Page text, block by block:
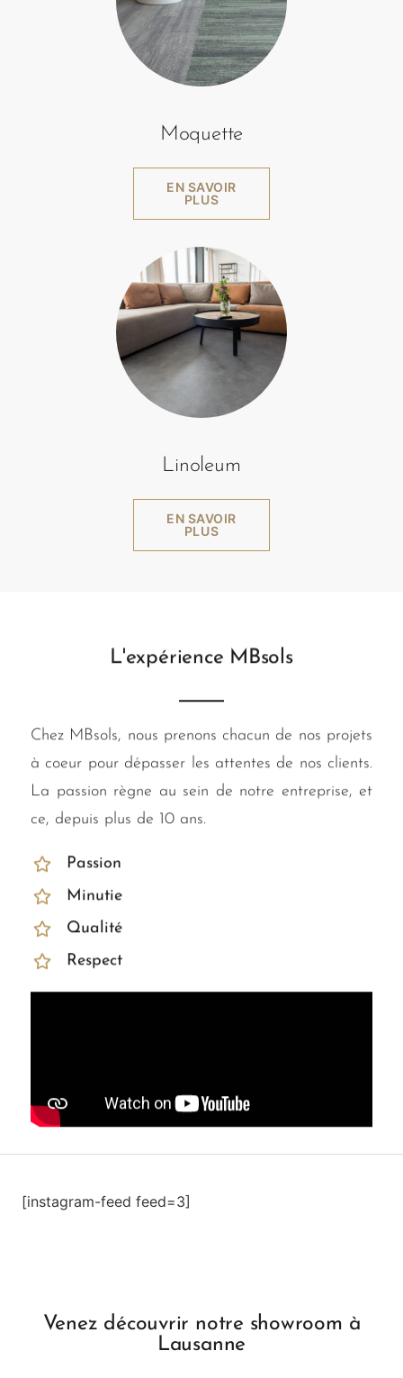
Moquette
EN SAVOIR
PLUS
Linoleum
EN SAVOIR
PLUS
L'expérience MBsols
Chez MBsols, nous prenons chacun de nos projets
à coeur pour dépasser les attentes de nos clients.
La passion règne au sein de notre entreprise, et
ce, depuis plus de 10 ans.
Passion
Minutie
Qualité
Respect
[instagram-feed feed=3]
Venez découvrir notre showroom à
Lausanne